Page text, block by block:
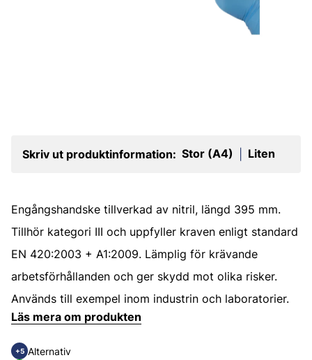
Skriv ut produktinformation: Stor (A4) Liten
Engångshandske tillverkad av nitril, längd 395 mm.
Tillhör kategori III och uppfyller kraven enligt standard
EN 420:2003 + A1:2009. Lämplig för krävande
arbetsförhållanden och ger skydd mot olika risker.
Används till exempel inom industrin och laboratorier.
Läs mera om produkten
+5 Alternativ